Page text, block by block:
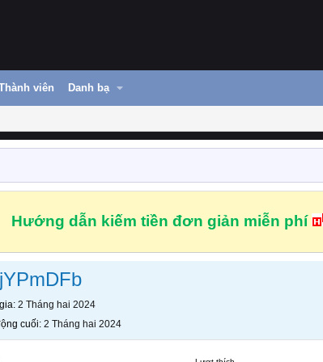
viên Danh bạ
Hướng dẫn kiếm tiền đơn giản miễn phí
2 Tháng hai 2024
cuối 2 Tháng hai 2024